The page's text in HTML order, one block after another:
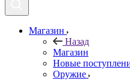
Магазин
Назад
Магазин
Новые
Оружие